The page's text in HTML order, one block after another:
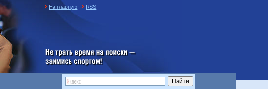
Не трать время на поиски —
займись спортом
На главную RSS